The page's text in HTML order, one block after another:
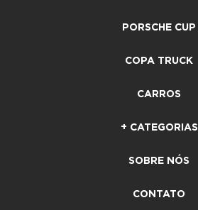
PORSCHE CUP
COPA TRUCK
CARROS
+ CATEGORIAS
SOBRE NÓS
CONTATO